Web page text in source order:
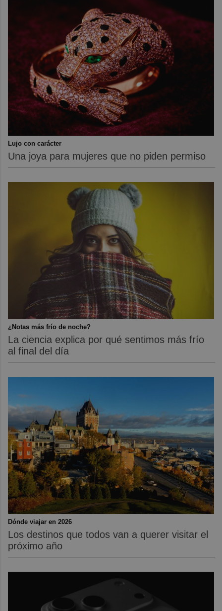
Lujo con carácter
Una joya para mujeres que no piden permiso
¿Notas más frío de noche?
La ciencia explica por qué sentimos más frío
al final del día
Dónde viajar en 2026
Los destinos que todos van a querer visitar el
próximo año